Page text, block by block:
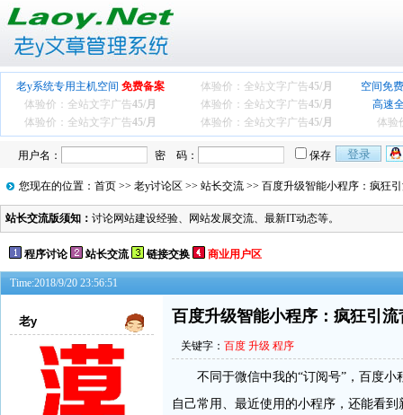
老y系统专用主机空间 免费备案 体验价：全站文字广告45/月
空间免
体验价：全站文字广告45/月 体验价：全站文字广告45/月
高速
体验价：全站文字广告45/月 体验价：全站文字广告45/月 体验
用户名： 密 码： 保存
您现在的位置： 首页 >> 老y讨论区 >> 站长交流 >> 百度升级智能小程序：疯狂
站长交流版须知： 讨论网站建设经验、网站发展交流、最新IT动态等。
程序讨论 站长交流 链接交换 商业用户区
Time:2018/9/20 23:56:51
老y 百度升级智能小程序：疯狂引
关键字： 百度 升级 程序
不同于微信中我的“订阅号”，百度小
自己常用、最近使用的小程序，还能看